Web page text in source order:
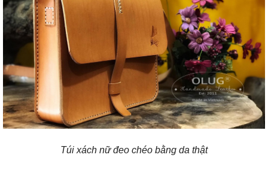
Túi xách nữ đeo chéo bằng da thật